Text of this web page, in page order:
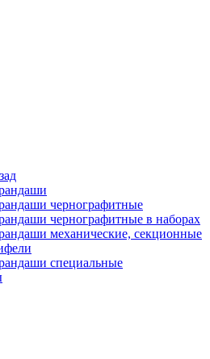
чернографитные
чернографитные в наборах
механические, секционные
специальные